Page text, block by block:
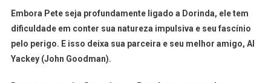
Embora Pete seja profundamente ligado a Dorinda, ele tem
dificuldade em conter sua natureza impulsiva e seu fascínio
pelo perigo. E isso deixa sua parceira e seu melhor amigo, Al
Yackey (John Goodman).